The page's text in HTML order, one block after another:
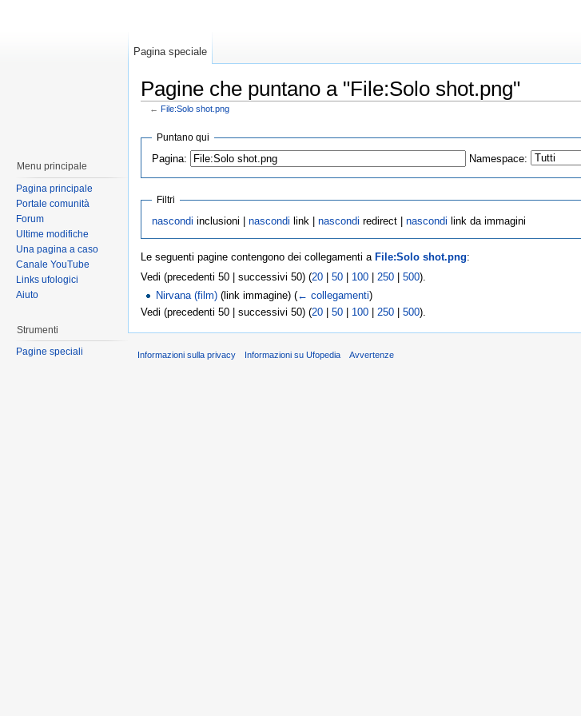
Pagine che puntano a "File:Solo shot.png"
← File:Solo shot.png
Puntano qui
Pagina: Namespace:
Filtri
nascondi inclusioni | nascondi link | nascondi redirect | nascondi link da immagini
Le seguenti pagine contengono dei collegamenti a File:Solo shot.png:
Vedi (precedenti 50 | successivi 50) (20 50 100 250 500).
Nirvana (film) (link immagine)(← collegamenti)
Vedi (precedenti 50 | successivi 50) (20 | 50 | 100 | 250 | 500).
Pagina speciale
Menu principale
Pagina principale
Portale comunità
Forum
Ultime modifiche
Una pagina a caso
Canale YouTube
Links ufologici
Aiuto
Strumenti
Pagine speciali
Informazioni sulla privacy Informazioni su Ufopedia Avvertenze